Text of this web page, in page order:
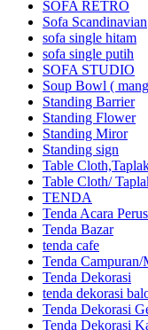
SOFA RETRO
Sofa Scandinavian
sofa single hitam
sofa single putih
SOFA STUDIO
Soup Bowl (
Standing Barrier
Standing Flower
Standing Miror
Standing sign
Table
Table Cloth/
TENDA
Tenda Acara
Tenda Bazar
tenda cafe
Tenda
Tenda Dekorasi
tenda dekorasi
Tenda Dekorasi
Tenda Dekorasi